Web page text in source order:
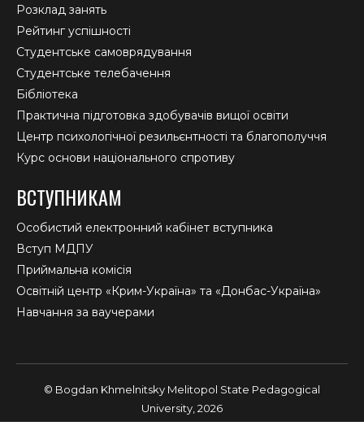
Розклад занять
Рейтинг успішності
Студентське самоврядування
Студентське телебачення
Бібліотека
Практична підготовка здобувачів вищої освіти
Центр психологічної резильєнтності та благополуччя
Курс основи національного спротиву
ВСТУПНИКАМ
Особистий електронний кабінет вступника
Вступ МДПУ
Приймальна комісія
Освітній центр «Крим-Україна» та «Донбас-Україна»
Навчання за ваучерами
© Bogdan Khmelnitsky Melitopol State Pedagogical
University, 2026